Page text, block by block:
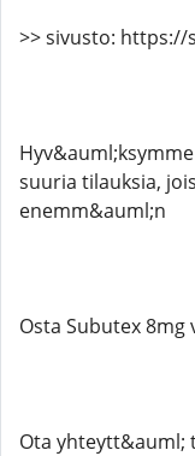
>> sivusto:
suuria tilauksia,
enemm&auml;n
Osta Subutex
Ota yhteytt&auml;